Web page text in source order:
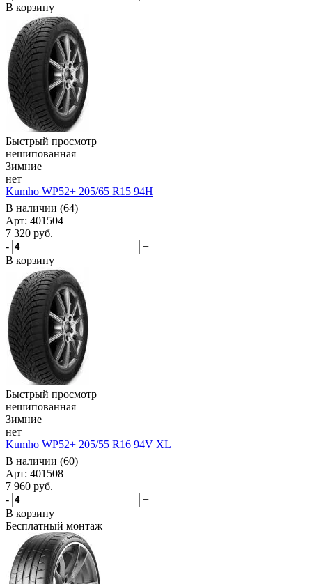
В корзину
Быстрый просмотр
нешипованная
Зимние
нет
Kumho WP52+ 205/65 R15 94H
В наличии (64)
Арт: 401504
7 320 руб.
-
+
В корзину
Быстрый просмотр
нешипованная
Зимние
нет
Kumho WP52+ 205/55 R16 94V XL
В наличии (60)
Арт: 401508
7 960 руб.
-
+
В корзину
Бесплатный монтаж